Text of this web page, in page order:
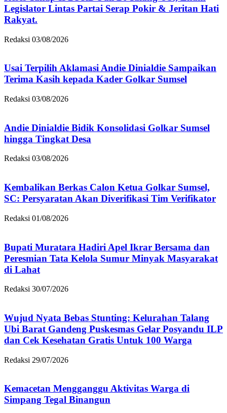
Legislator Lintas Partai Serap Pokir & Jeritan Hati
Rakyat.
Redaksi 03/08/2026
Usai Terpilih Aklamasi Andie Dinialdie Sampaikan
Terima Kasih kepada Kader Golkar Sumsel
Redaksi 03/08/2026
Andie Dinialdie Bidik Konsolidasi Golkar Sumsel
hingga Tingkat Desa
Redaksi 03/08/2026
Kembalikan Berkas Calon Ketua Golkar Sumsel,
SC: Persyaratan Akan Diverifikasi Tim Verifikator
Redaksi 01/08/2026
Bupati Muratara Hadiri Apel Ikrar Bersama dan
Peresmian Tata Kelola Sumur Minyak Masyarakat
di Lahat
Redaksi 30/07/2026
Wujud Nyata Bebas Stunting: Kelurahan Talang
Ubi Barat Gandeng Puskesmas Gelar Posyandu ILP
dan Cek Kesehatan Gratis Untuk 100 Warga
Redaksi 29/07/2026
Kemacetan Mengganggu Aktivitas Warga di
Simpang Tegal Binangun